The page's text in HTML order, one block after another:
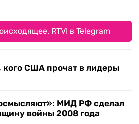
RTVI в Telegram
кого США прочат в лидеры
МИД РФ сделал
войны 2008 года